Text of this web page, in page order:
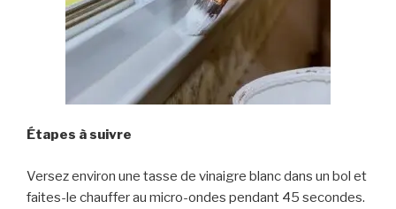
Étapes à suivre
Versez environ une tasse de vinaigre blanc dans un bol et
faites-le chauffer au micro-ondes pendant 45 secondes.